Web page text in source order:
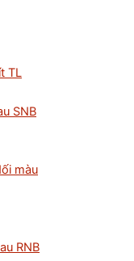
TL
SNB
màu
RNB